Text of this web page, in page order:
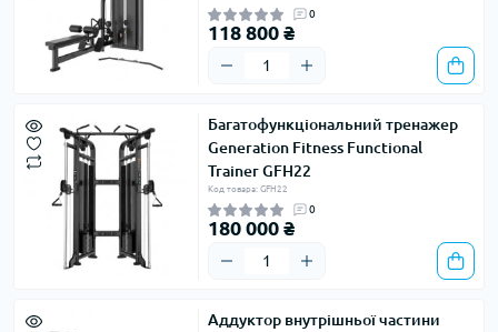
0
118 800 ₴
Багатофункціональний тренажер
Generation Fitness Functional
Trainer GFH22
Код товара: GFH22
0
180 000 ₴
Аддуктор внутрішньої частини